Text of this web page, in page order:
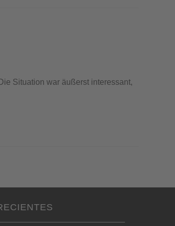
Situation war äußerst interessant,